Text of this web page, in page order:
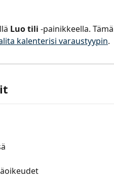
Luo tili -painikkeella.
kalenterisi varaustyypin.